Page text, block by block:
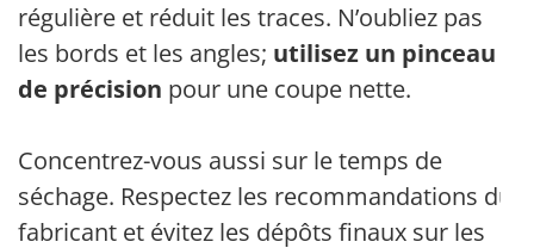
régulière et réduit les traces. N’oubliez pas
les bords et les angles; utilisez un pinceau
de précision pour une coupe nette.
Concentrez-vous aussi sur le temps de
séchage. Respectez les recommandations du
fabricant et évitez les dépôts finaux sur les